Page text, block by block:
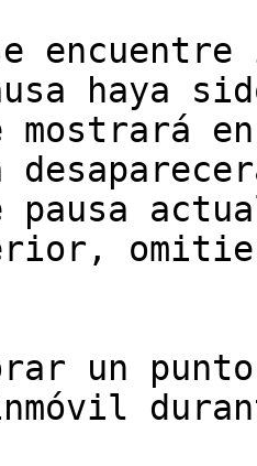
haya
mostrará
pausa
un